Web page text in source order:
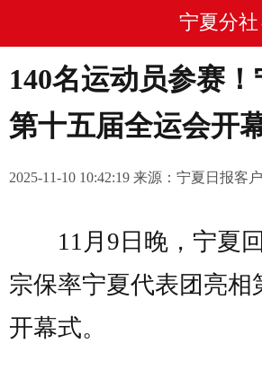
宁夏分社
140名运动员参赛
第十五届全运会开
2025-11-10 10:42:19 来源：宁夏日报客
11月9日晚，宁夏回
宗保率宁夏代表团亮
开幕式。